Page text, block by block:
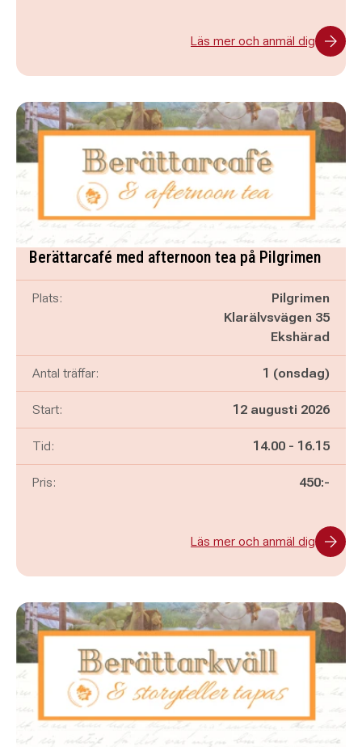
Läs mer och anmäl dig
Berättarcafé med afternoon tea på Pilgrimen
Plats:
Pilgrimen
Klarälvsvägen 35
Ekshärad
Antal träffar: 1 (onsdag)
Start: 12 augusti 2026
Tid: Pågår mellan
14.00 - och
16.15
Pris: 450:-
Läs mer och anmäl dig